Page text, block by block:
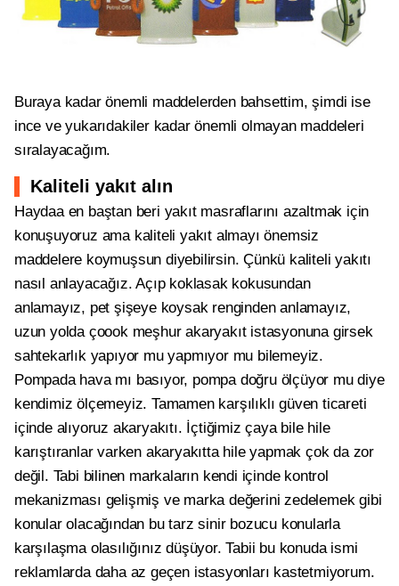
Buraya kadar önemli maddelerden bahsettim, şimdi ise
ince ve yukarıdakiler kadar önemli olmayan maddeleri
sıralayacağım.
Kaliteli yakıt alın
Haydaa en baştan beri yakıt masraflarını azaltmak için
konuşuyoruz ama kaliteli yakıt almayı önemsiz
maddelere koymuşsun diyebilirsin. Çünkü kaliteli yakıtı
nasıl anlayacağız. Açıp koklasak kokusundan
anlamayız, pet şişeye koysak renginden anlamayız,
uzun yolda çoook meşhur akaryakıt istasyonuna girsek
sahtekarlık yapıyor mu yapmıyor mu bilemeyiz.
Pompada hava mı basıyor, pompa doğru ölçüyor mu diye
kendimiz ölçemeyiz. Tamamen karşılıklı güven ticareti
içinde alıyoruz akaryakıtı. İçtiğimiz çaya bile hile
karıştıranlar varken akaryakıtta hile yapmak çok da zor
değil. Tabi bilinen markaların kendi içinde kontrol
mekanizması gelişmiş ve marka değerini zedelemek gibi
konular olacağından bu tarz sinir bozucu konularla
karşılaşma olasılığınız düşüyor. Tabii bu konuda ismi
reklamlarda daha az geçen istasyonları kastetmiyorum.